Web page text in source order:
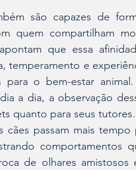
são capazes de
quem compartilham
que essa
temperamento e
para o bem-estar
a dia, a observação
quanto para seus tutores.
cães passam mais
comportamentos
de olhares amistosos